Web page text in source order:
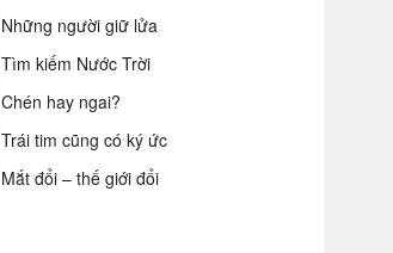
Những người giữ lửa
Tìm kiếm Nước Trời
Chén hay ngai?
Trái tim cũng có ký ức
Mắt đổi – thế giới đổi